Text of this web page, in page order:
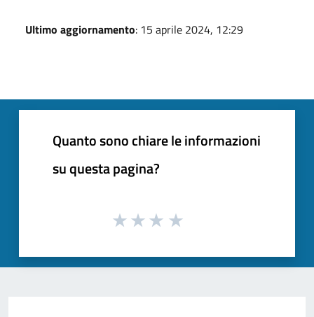
Ultimo aggiornamento: 15 aprile 2024, 12:29
Quanto sono chiare le informazioni
su questa pagina?